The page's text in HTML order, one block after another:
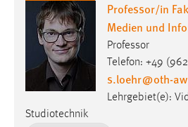
Professor/in
Medien und
Professor
Telefon: +49
s.loehr@oth-aw
Lehrgebiet(e):
Studiotechnik
MARKETING
Marketing Cookies werden von
verwendet, um personalisierte
Sie tun dies, indem sie
hinweg verfolgen.